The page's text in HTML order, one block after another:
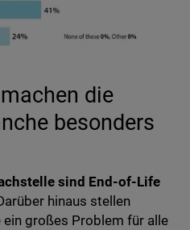
die
besonders
sind End-of-Life
hinaus stellen
großes Problem für alle